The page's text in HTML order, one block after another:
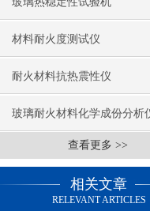
材料耐火度测试仪
耐火材料抗热震性仪
玻璃耐火材料化学成份分析
查看更多 >>
相关文章
RELEVANT ARTICLES